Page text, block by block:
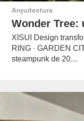
Arquitectura
Wonder Tree:
XISUI Design
RING · GARDEN
steampunk de 20…